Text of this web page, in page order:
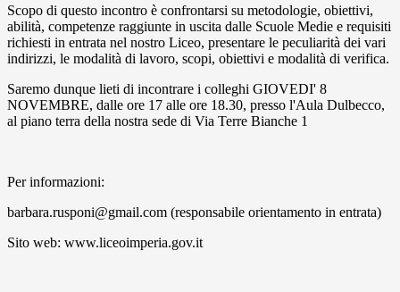
Scopo di questo incontro è confrontarsi su metodologie, obiettivi,
abilità, competenze raggiunte in uscita dalle Scuole Medie e requisiti
richiesti in entrata nel nostro Liceo, presentare le peculiarità dei vari
indirizzi, le modalità di lavoro, scopi, obiettivi e modalità di verifica.
Saremo dunque lieti di incontrare i colleghi GIOVEDI' 8
NOVEMBRE, dalle ore 17 alle ore 18.30, presso l'Aula Dulbecco,
al piano terra della nostra sede di Via Terre Bianche 1
Per informazioni:
barbara.rusponi@gmail.com (responsabile orientamento in entrata)
Sito web: www.liceoimperia.gov.it